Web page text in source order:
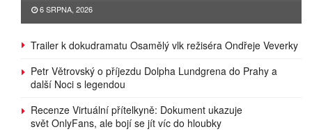
6 SRPNA, 2026
Trailer k dokudramatu Osamělý vlk režiséra Ondřeje Veverky
Petr Větrovský o příjezdu Dolpha Lundgrena do Prahy a
další Noci s legendou
Recenze Virtuální přítelkyně: Dokument ukazuje
svět OnlyFans, ale bojí se jít víc do hloubky